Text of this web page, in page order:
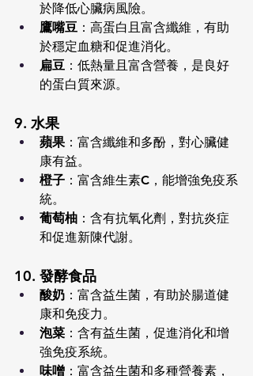
於降低心臟病風險。
鷹嘴豆 ：高蛋白且富含纖維，有助
於穩定血糖和促進消化。
扁豆 ：低熱量且富含營養，是良好
的蛋白質來源。
9. 水果
蘋果：富含纖維和多酚，對心臟健
康有益。
橙子 ：富含維生素C，能增強免疫系
統。
葡萄柚 ：含有抗氧化劑，對抗炎症
和促進新陳代謝。
10. 發酵食品
酸奶 ：富含益生菌，有助於腸道健
康和免疫力。
泡菜 ：含有益生菌，促進消化和增
強免疫系統。
味噌 ：富含益生菌和多種營養素，